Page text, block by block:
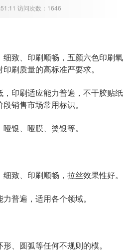
访问次数：1646
细致、印刷顺畅，五颜六色印刷氧
刷质量的高标准严要求。
，印刷适应能力普遍，不干胶贴纸
销售市场常用标识。
银、哑膜、烫银等。
致、印刷顺畅，拉丝效果性好。
普遍，适用各个领域。
、圆弧等任何不规则的模。